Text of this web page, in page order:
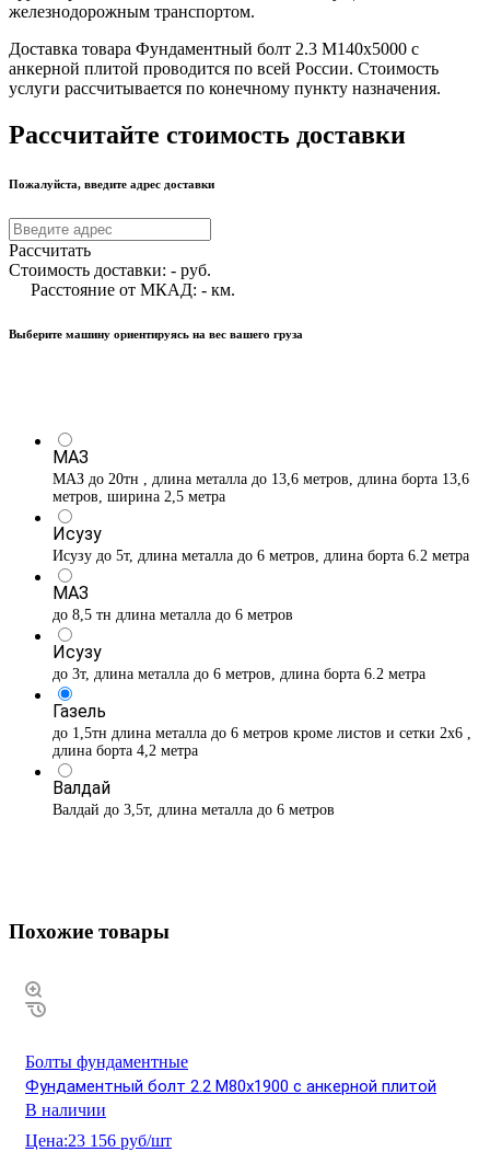
железнодорожным транспортом.
Доставка товара Фундаментный болт 2.3 М140х5000 с
анкерной плитой проводится по всей России. Стоимость
услуги рассчитывается по конечному пункту назначения.
Рассчитайте стоимость доставки
Пожалуйста, введите адрес доставки
Рассчитать
Стоимость доставки: - руб.
Расстояние от МКАД: - км.
Выберите машину ориентируясь на вес вашего груза
МАЗ
МАЗ до 20тн , длина металла до 13,6 метров, длина борта 13,6
метров, ширина 2,5 метра
Исузу
Исузу до 5т, длина металла до 6 метров, длина борта 6.2 метра
МАЗ
до 8,5 тн длина металла до 6 метров
Исузу
до 3т, длина металла до 6 метров, длина борта 6.2 метра
Газель
до 1,5тн длина металла до 6 метров кроме листов и сетки 2х6 ,
длина борта 4,2 метра
Валдай
Валдай до 3,5т, длина металла до 6 метров
Похожие товары
Болты фундаментные
Фундаментный болт 2.2 М80х1900 с анкерной плитой
В наличии
Цена:23 156 руб/шт